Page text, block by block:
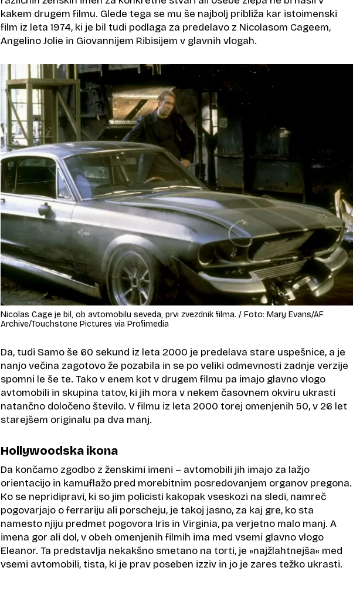
kakem drugem filmu. Glede tega se mu še najbolj približa kar istoimenski
film iz leta 1974, ki je bil tudi podlaga za predelavo z Nicolasom Cageem,
Angelino Jolie in Giovannijem Ribisijem v glavnih vlogah.
Nicolas Cage je bil, ob avtomobilu seveda, prvi zvezdnik filma. / Foto: Mary Evans/AF
Archive/Touchstone Pictures​ via Profimedia
Da, tudi Samo še 60 sekund iz leta 2000 je predelava stare uspešnice, a je
nanjo večina zagotovo že pozabila in se po veliki odmevnosti zadnje verzije
spomni le še te. Tako v enem kot v drugem filmu pa imajo glavno vlogo
avtomobili in skupina tatov, ki jih mora v nekem časovnem okviru ukrasti
natančno določeno število. V filmu iz leta 2000 torej omenjenih 50, v 26 let
starejšem originalu pa dva manj.
Hollywoodska ikona
Da končamo zgodbo z ženskimi imeni – avtomobili jih imajo za lažjo
orientacijo in kamuflažo pred morebitnim posredovanjem organov pregona.
Ko se nepridipravi, ki so jim policisti kakopak vseskozi na sledi, namreč
pogovarjajo o ferrariju ali porscheju, je takoj jasno, za kaj gre, ko sta
namesto njiju predmet pogovora Iris in Virginia, pa verjetno malo manj. A
imena gor ali dol, v obeh omenjenih filmih ima med vsemi glavno vlogo
Eleanor. Ta predstavlja nekakšno smetano na torti, je »najžlahtnejša« med
vsemi avtomobili, tista, ki je prav poseben izziv in jo je zares težko ukrasti.